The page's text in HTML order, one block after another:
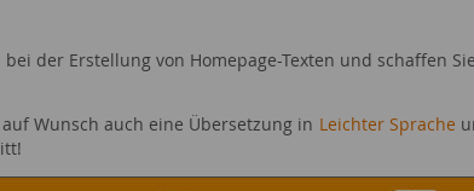
der Erstellung von Homepage-Texten und schaffen
Wunsch auch eine Übersetzung in Leichter Sprache